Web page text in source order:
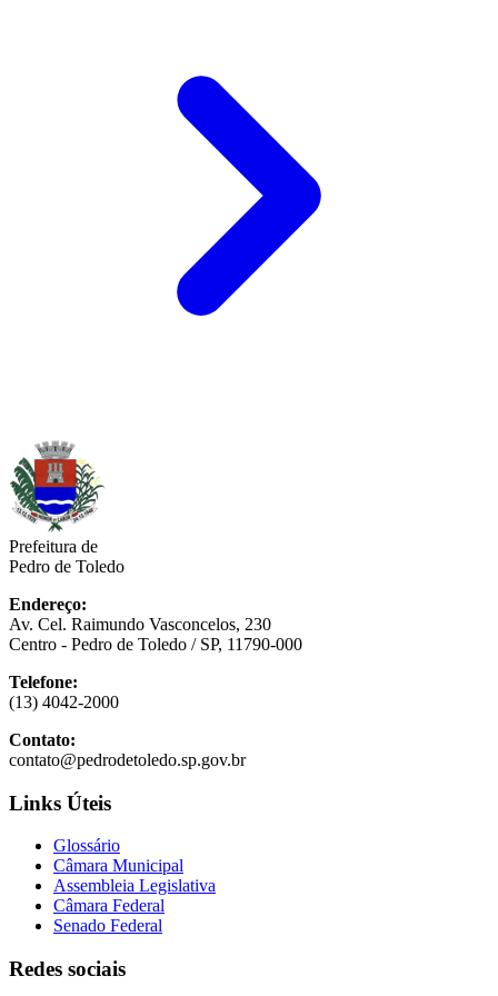
Prefeitura de
Pedro de Toledo
Endereço:
Av. Cel. Raimundo Vasconcelos, 230
Centro - Pedro de Toledo / SP, 11790-000
Telefone:
(13) 4042-2000
Contato:
contato@pedrodetoledo.sp.gov.br
Links Úteis
Glossário
Câmara Municipal
Assembleia Legislativa
Câmara Federal
Senado Federal
Redes sociais